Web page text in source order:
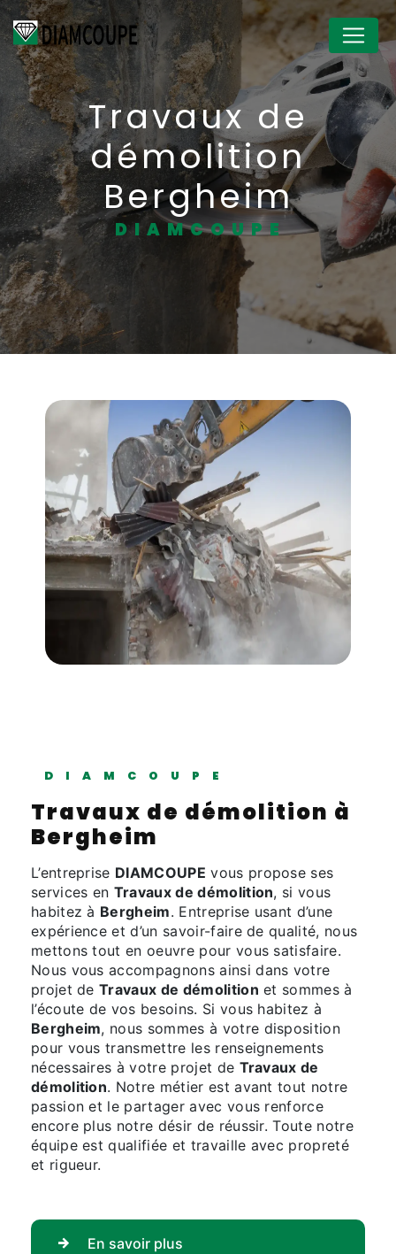
Travaux de
démolition
Bergheim
DIAMCOUPE
DIAMCOUPE
Travaux de démolition à
Bergheim
L’entreprise DIAMCOUPE vous propose ses
services en Travaux de démolition, si vous
habitez à Bergheim. Entreprise usant d’une
expérience et d’un savoir-faire de qualité, nous
mettons tout en oeuvre pour vous satisfaire.
Nous vous accompagnons ainsi dans votre
projet deTravaux de démolition et sommes à
l’écoute de vos besoins. Si vous habitez à
Bergheim, nous sommes à votre disposition
pour vous transmettre les renseignements
nécessaires à votre projet de Travaux de
démolition. Notre métier est avant tout notre
passion et le partager avec vous renforce
encore plus notre désir de réussir. Toute notre
équipe est qualifiée et travaille avec propreté
et rigueur.
En savoir plus
Panneau de gestion des cookies